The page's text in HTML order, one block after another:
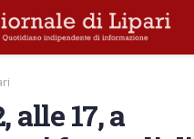
alle 17, a